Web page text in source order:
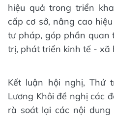
hiệu quả trong triển
cấp cơ sở, nâng cao
tư pháp, góp phần quan
trị, phát triển kinh tế - xã
Kết luận hội nghị, Thứ
Lương Khôi đề nghị các
rà soát lại các nội